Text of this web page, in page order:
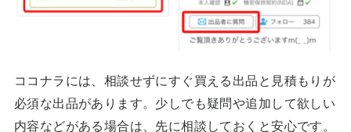
ココナラには、相談せずにすぐ買える出品と見積もりが
必須な出品があります。少しでも疑問や追加して欲しい
内容などがある場合は、先に相談しておくと安心です。